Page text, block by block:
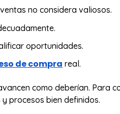
no considera valiosos.
oportunidades.
de compra real.
como deberían. Para
procesos bien definidos.